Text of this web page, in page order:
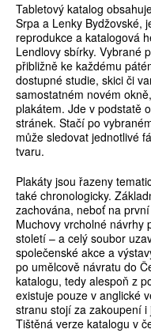
Tabletový katalog
Srpa a Lenky Bydžovské,
reprodukce a katalogová
Lendlovy sbírky. Vybrané
přibližně ke každému
dostupné studie, skici či
samostatném novém
plakátem. Jde v podstatě
stránek. Stačí po
může sledovat jednotlivé
tvaru.
Plakáty jsou řazeny
také chronologicky.
zachována, neboť na
Muchovy vrcholné návrhy
století – a celý soubor
společenské akce a
po umělcově návratu do
katalogu, tedy alespoň z
existuje pouze v anglické
stranu stojí za zakoupení
Tištěná verze katalogu v